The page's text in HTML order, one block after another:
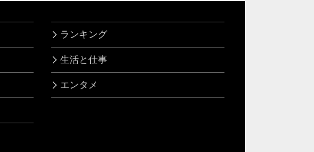
ランキング
生活と仕事
エンタメ